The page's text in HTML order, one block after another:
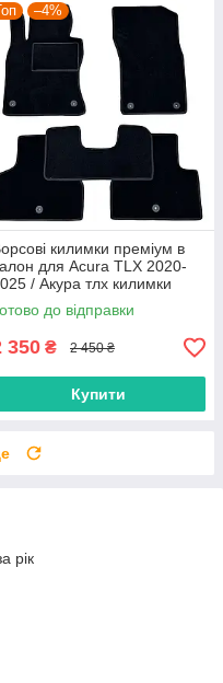
–4%
килимки преміум в
для Acura TLX 2020-
/ Акура тлх килимки
до відправки
350 ₴ 2 450 ₴
Купити
рік